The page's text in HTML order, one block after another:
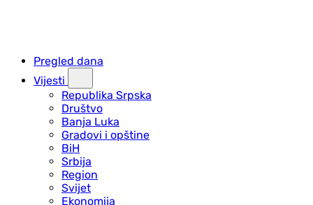
Pregled dana
Vijesti
Republika Srpska
Društvo
Banja Luka
Gradovi i opštine
BiH
Srbija
Region
Svijet
Ekonomija